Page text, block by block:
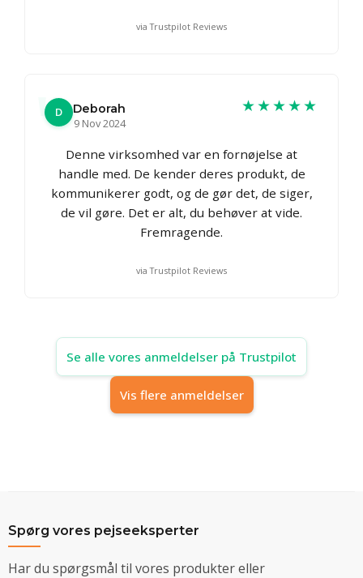
via Trustpilot Reviews
D
Deborah
9 Nov 2024
★★★★★
Denne virksomhed var en fornøjelse at
handle med. De kender deres produkt, de
kommunikerer godt, og de gør det, de siger,
de vil gøre. Det er alt, du behøver at vide.
Fremragende.
via Trustpilot Reviews
Se alle vores anmeldelser på Trustpilot
Vis flere anmeldelser
Spørg vores pejseeksperter
Har du spørgsmål til vores produkter eller